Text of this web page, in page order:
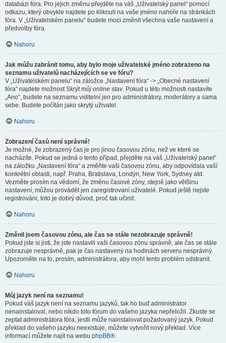
databázi fóra. Pro jejich změnu přejděte na váš „Uživatelský panel“ pomocí
odkazu, který obvykle najdete po kliknutí na vaše jméno nahoře na stránkách
fóra. V „Uživatelském panelu“ budete moci změnit všechna vaše nastavení a
předvolby fóra.
Nahoru
Jak můžu zabránit tomu, aby bylo moje uživatelské jméno zobrazeno na
seznamu uživatelů nacházejících se ve fóru?
V „Uživatelském panelu“ na záložce „Nastavení fóra“ -> „Obecné nastavení
fóra“ najdete možnostSkrýt můj online stav. Pokud u této možnosti nastavíte
„Ano“, budete na seznamu viditelní jen pro administrátory, moderátory a sama
sebe. Budete počítán jako skrytý uživatel.
Nahoru
Zobrazení časů není správné!
Je možné, že zobrazený čas je pro jinou časovou zónu, než ve které se
nacházíte. Pokud se jedná o tento případ, přejděte na váš „Uživatelský panel“
na záložku „Nastavení fóra“ a změňte vaši časovou zónu, aby odpovídala vaší
konkrétní oblasti, např. Praha, Bratislava, Londýn, New York, Sydney atd.
Vezměte prosím na vědomí, že změnu časové zóny, stejně jako většinu
nastavení, můžou provádět jen zaregistrovaní uživatelé. Pokud ještě nejste
registrováni, toto je dobrý důvod, proč tak učinit.
Nahoru
Změnil jsem časovou zónu, ale čas se stále nezobrazuje správně!
Pokud jste si jisti, že jste nastavili vaši časovou zónu správně, ale čas se stále
zobrazuje nesprávně, pak je čas nastavený na hodinách serveru nesprávný.
Upozorněte na to, prosím, administrátora, aby mohl tento problém odstranit.
Nahoru
Můj jazyk není na seznamu!
Pokud váš jazyk není na seznamu jazyků, tak ho buď administrátor
nenainstaloval, nebo nikdo toto fórum do vašeho jazyka nepřeložil. Zkuste se
zeptat administrátora fóra, jestli může nainstalovat požadovaný jazyk. Pokud
překlad do vašeho jazyku neexistuje, můžete vytvořit nový překlad. Více
informací můžete najít na webu phpBB®.